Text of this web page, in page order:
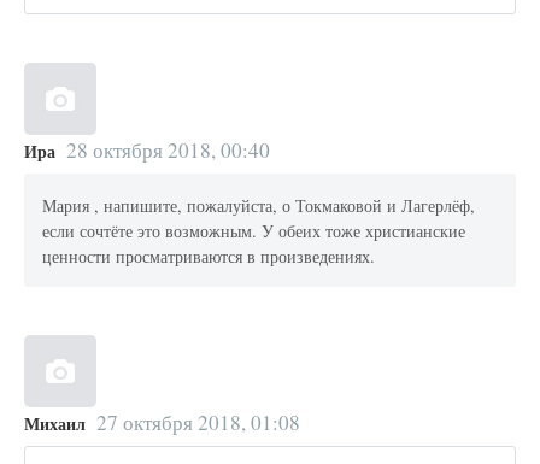
Ира 28 октября 2018, 00:40
Мария , напишите, пожалуйста, о Токмаковой и Лагерлёф,
если сочтёте это возможным. У обеих тоже христианские
ценности просматриваются в произведениях.
Михаил 27 октября 2018, 01:08